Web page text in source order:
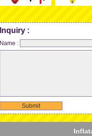
Inquiry :
Name :
Submit